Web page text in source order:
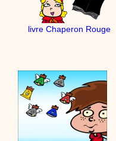
livre Chaperon Rouge